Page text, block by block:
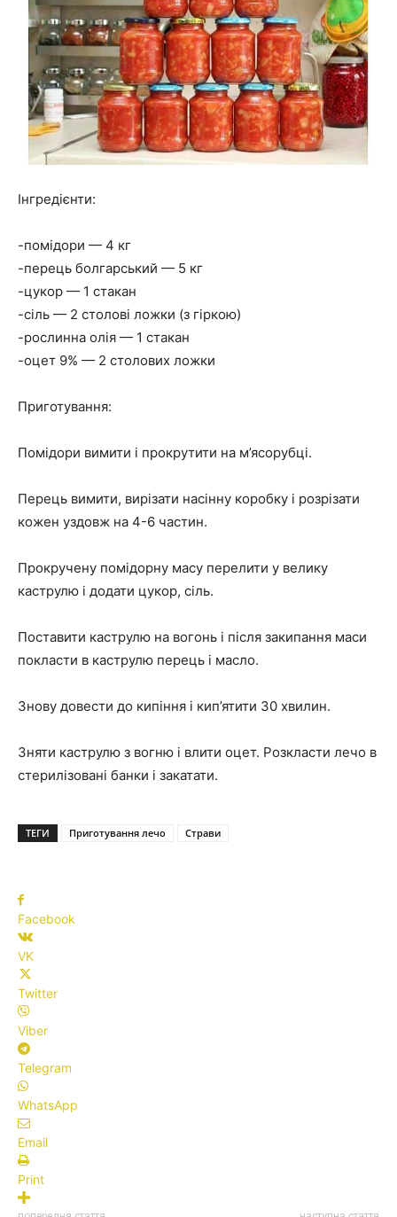
Інгредієнти:
-помідори — 4 кг
-перець болгарський — 5 кг
-цукор — 1 стакан
-сіль — 2 столові ложки (з гіркою)
-рослинна олія — 1 стакан
-оцет 9% — 2 столових ложки
Приготування:
Помідори вимити і прокрутити на м’ясорубці.
Перець вимити, вирізати насінну коробку і розрізати
кожен уздовж на 4-6 частин.
Прокручену помідорну масу перелити у велику
каструлю і додати цукор, сіль.
Поставити каструлю на вогонь і після закипання маси
покласти в каструлю перець і масло.
Знову довести до кипіння і кип’ятити 30 хвилин.
Зняти каструлю з вогню і влити оцет. Розкласти лечо в
стерилізовані банки і закатати.
ТЕГИ Приготування лечо Страви
Facebook
VK
Twitter
Viber
Telegram
WhatsApp
Email
Print